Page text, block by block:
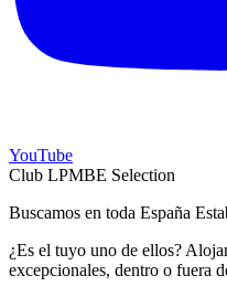
YouTube
Club LPMBE Selection
Buscamos en toda España
¿Es el tuyo uno de ellos?
excepcionales, dentro o fuera